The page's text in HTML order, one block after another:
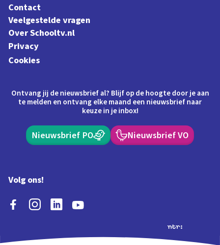
Contact
Veelgestelde vragen
Over Schooltv.nl
Privacy
Cookies
Ontvang jij de nieuwsbrief al? Blijf op de hoogte door je aan
te melden en ontvang elke maand een nieuwsbrief naar
keuze in je inbox!
Nieuwsbrief PO Nieuwsbrief VO
Volg ons!